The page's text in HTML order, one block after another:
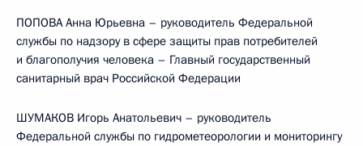
ПОПОВА Анна Юрьевна – руководитель Федеральной
службы по надзору в сфере защиты прав потребителей
и благополучия человека – Главный государственный
санитарный врач Российской Федерации
ШУМАКОВ Игорь Анатольевич – руководитель
Федеральной службы по гидрометеорологии и мониторингу